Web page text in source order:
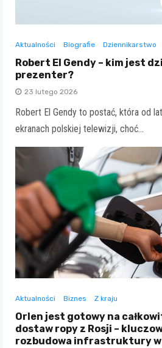
Aktualności Biografie Dziennikarstwo
Robert El Gendy – kim jest
prezenter?
23 lutego 2026
Robert El Gendy to postać, która od
ekranach polskiej telewizji, choć…
Aktualności Biznes Z kraju
Orlen jest gotowy na
dostaw ropy z Rosji –
rozbudowa infrastruktury w